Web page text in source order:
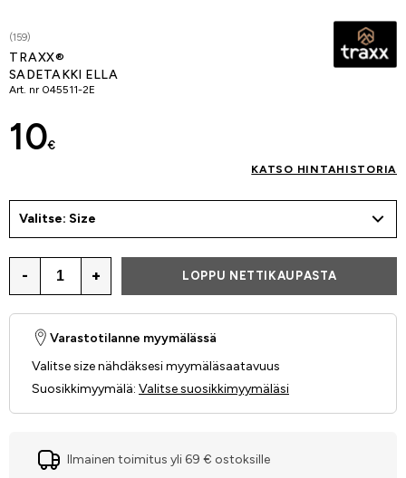
(159)
TRAXX®
SADETAKKI ELLA
Art. nr 045511-2E
10€
KATSO HINTAHISTORIA
Valitse: Size
- + LOPPU NETTIKAUPASTA
Varastotilanne myymälässä
Valitse size nähdäksesi myymäläsaatavuus
Suosikkimyymälä: Valitse suosikkimyymäläsi
Ilmainen toimitus yli 69 € ostoksille